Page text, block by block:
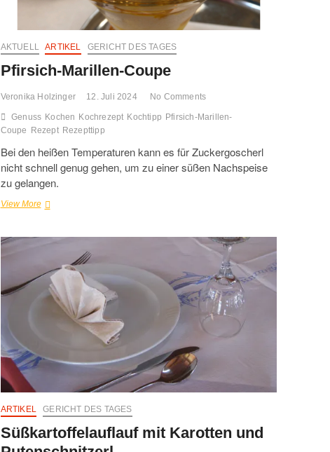
AKTUELL ARTIKEL GERICHT DES TAGES
Pfirsich-Marillen-Coupe
Veronika Holzinger 12. Juli 2024 No Comments
Genuss Kochen Kochrezept Kochtipp Pfirsich-Marillen-
Coupe
Rezept Rezepttipp
Bei den heißen Temperaturen kann es für Zuckergoscherl
nicht schnell genug gehen, um zu einer süßen Nachspeise
zu gelangen.
View MorePfirsich-
ARTIKEL GERICHT DES TAGES
Süßkartoffelauflauf mit Karotten und